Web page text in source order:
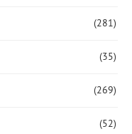
(281)
(35)
(269)
(52)